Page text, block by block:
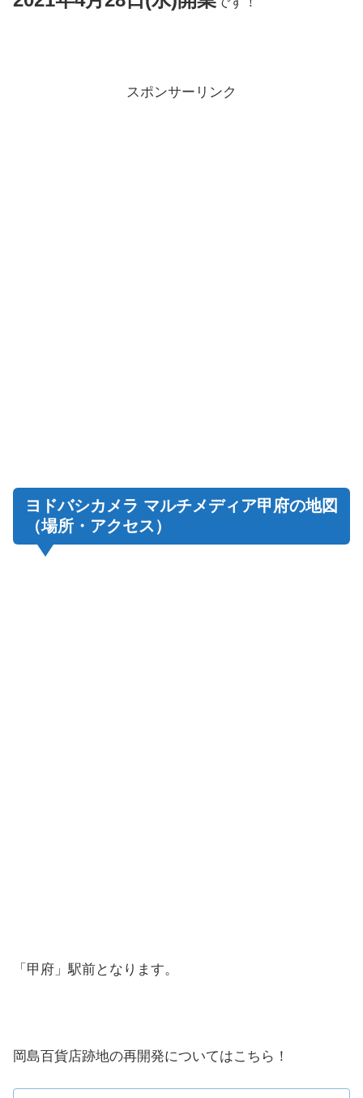
スポンサーリンク
ヨドバシカメラ マルチメディア甲府の地図
（場所・アクセス）
「甲府」駅前となります。
岡島百貨店跡地の再開発についてはこちら！